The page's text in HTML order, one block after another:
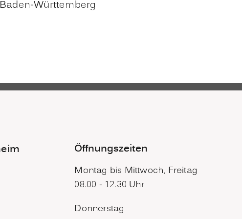
Württemberg
Öffnungszeiten
Montag bis Mittwoch, Freitag
08.00 - 12.30 Uhr
Donnerstag